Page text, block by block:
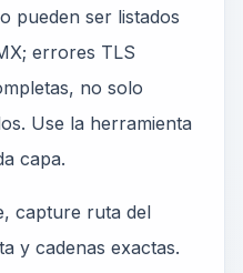
pueden ser listados
errores TLS
no solo
Use la herramienta
capa.
capture ruta del
y cadenas exactas.